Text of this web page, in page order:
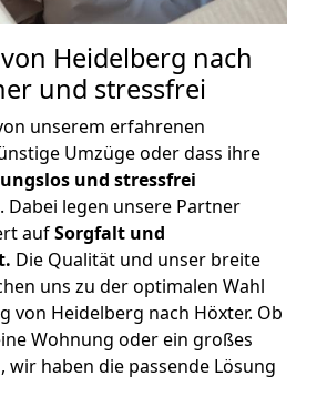
Heidelberg nach
und stressfrei
unserem erfahrenen
Umzüge oder dass ihre
und stressfrei
legen unsere Partner
aufSorgfalt und
Die Qualität und unser breite
uns zu der optimalen Wahl
von Heidelberg nach Höxter. Ob
Wohnung oder ein großes
wir haben die passende Lösung